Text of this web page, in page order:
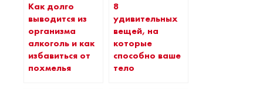
Как долго
выводится из
организма
алкоголь и как
избавиться от
похмелья
8
удивительных
вещей, на
которые
способно ваше
тело